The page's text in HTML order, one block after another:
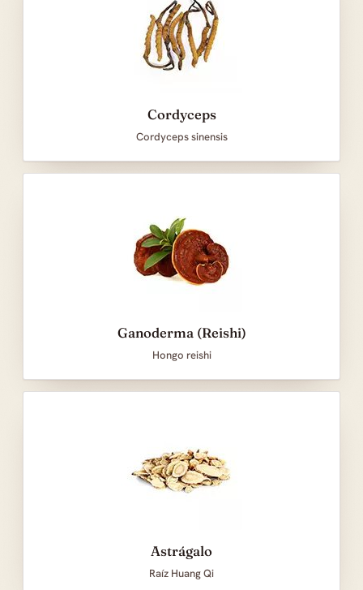
Cordyceps
Cordyceps sinensis
Ganoderma (Reishi)
Hongo reishi
Astrágalo
Raíz Huang Qi